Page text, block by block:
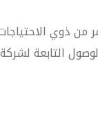
من ذوي
التابعة لشركة